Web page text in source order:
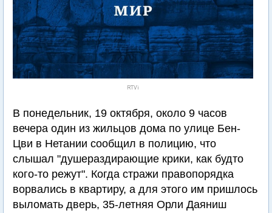
RTVi
В понедельник, 19 октября, около 9 часов
вечера один из жильцов дома по улице Бен-
Цви в Нетании сообщил в полицию, что
слышал "душераздирающие крики, как будто
кого-то режут". Когда стражи правопорядка
ворвались в квартиру, а для этого им пришлось
выломать дверь, 35-летняя Орли Даяниш